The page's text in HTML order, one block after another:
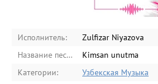
Исполнитель:
Zulfizar Niyazova
Название песни:
Kimsan unutma
Категории:
Узбекская Музыка